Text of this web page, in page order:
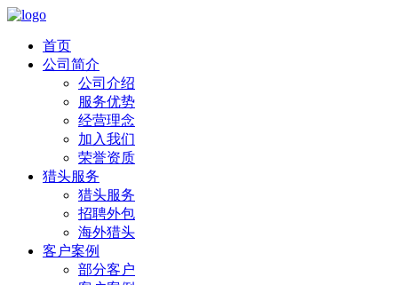
首页
公司简介
公司介绍
服务优势
经营理念
加入我们
荣誉资质
猎头服务
猎头服务
招聘外包
海外猎头
客户案例
部分客户